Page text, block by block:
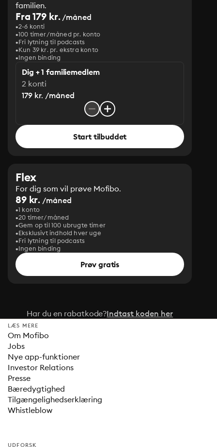
familien.
Fra 179 kr./måned
2-6 konti
100 timer/måned pr. konto
Fri lytning til podcasts
Kun 39 kr. pr. ekstra konto
Ingen binding
Dig + 1 familiemedlem
2 konti
179 kr. /måned
Start tilbuddet
Flex
For dig som vil prøve Mofibo.
89 kr. /måned
1 konto
20 timer/måned
Gem op til 100 ubrugte timer
Eksklusivt indhold hver uge
Fri lytning til podcasts
Ingen binding
Prøv gratis
Har du en rabatkode?Indtast koden her
LÆS MERE
Om Mofibo
Jobs
Nye app-funktioner
Investor Relations
Presse
Bæredygtighed
Tilgængelighedserklæring
Whistleblow
UDFORSK